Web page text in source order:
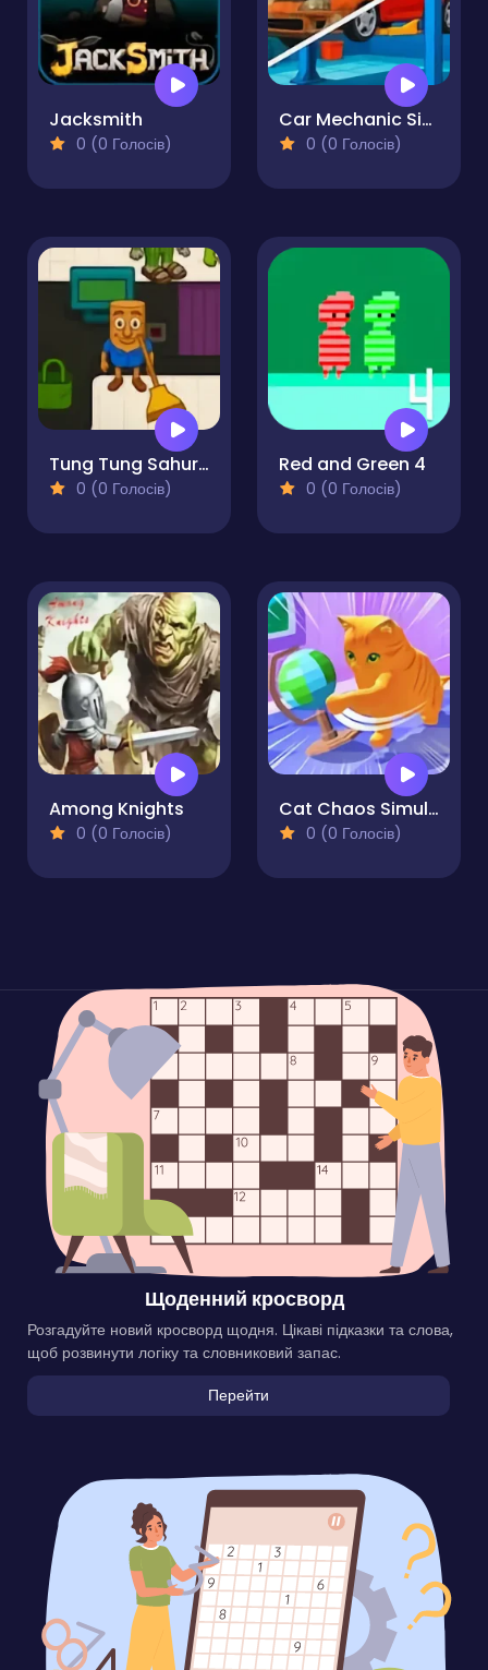
Jacksmith
0 (0 Голосів)
Car Mechanic Simulator 2025
0 (0 Голосів)
Tung Tung Sahur Supermarket
0 (0 Голосів)
Red and Green 4
0 (0 Голосів)
Among Knights
0 (0 Голосів)
Cat Chaos Simulator
0 (0 Голосів)
Щоденний кросворд
Розгадуйте новий кросворд щодня. Цікаві підказки та слова,
щоб розвинути логіку та словниковий запас.
Перейти